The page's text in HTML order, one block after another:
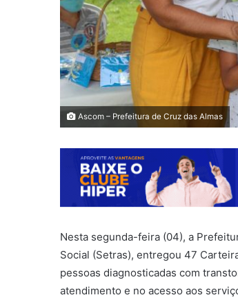
Ascom – Prefeitura de Cruz das Almas
Nesta segunda-feira (04), a
Social (Setras), entregou 47
pessoas diagnosticadas com
atendimento e no acesso aos